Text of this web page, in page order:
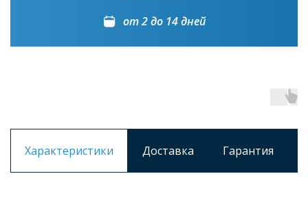
от 2 до 14 дней
Характеристики Доставка Гарантия